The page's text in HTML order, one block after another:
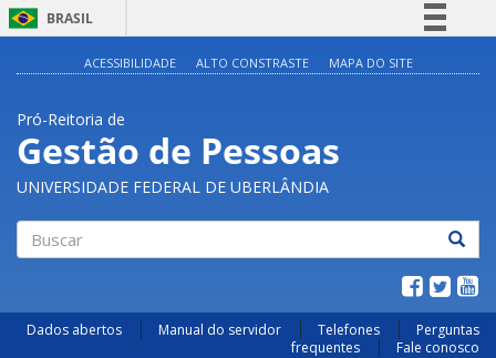
BRASIL
Acesso à informação
Legislação
Canais
ACESSIBILIDADE ALTO CONSTRASTE MAPA DO SITE
Pró-Reitoria de
Gestão de Pessoas
UNIVERSIDADE FEDERAL DE UBERLÂNDIA
Dados abertos Manual do servidor Telefones
Perguntas
frequentes
Fale conosco